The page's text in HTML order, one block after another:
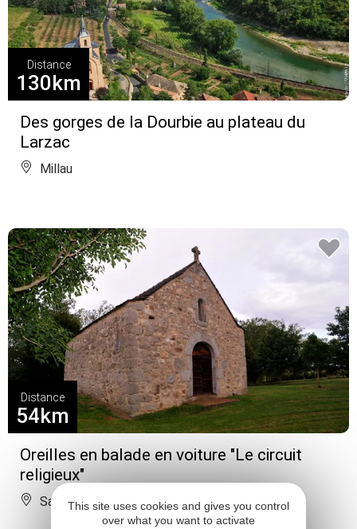
Des gorges de la Dourbie au plateau du
Larzac
Distance
130km
Millau
Oreilles en balade en voiture "Le circuit
religieux"
Distance
54km
Sauveterre-de-Rouergue
This site uses cookies and gives you control
over what you want to activate